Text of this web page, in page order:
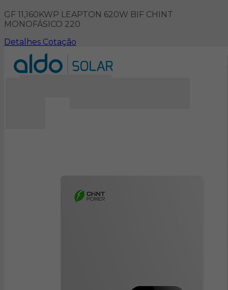
GF 11,160KWP LEAPTON 620W BIF CHINT
MONOFÁSICO 220
Detalhes Cotação